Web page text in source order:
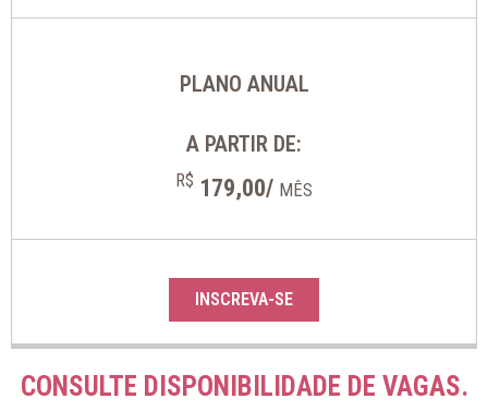
PLANO ANUAL
A PARTIR DE:
R$ 179,00/ MÊS
INSCREVA-SE
CONSULTE DISPONIBILIDADE DE VAGAS.